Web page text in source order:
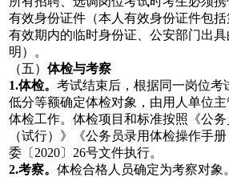
有效身份证件（本人有效身份证件包括
有效期内的临时身份证、公安部门出
明）。
（五） 体检与考察
1.体检。 考试结束后，根据同一岗位考
低分等额确定体检对象，由用人单位
体检工作。体检项目和标准按照《公
（试行）》《公务员录用体检操作手
委〔2020〕26号文件执行。
2.考察。 体检合格人员确定为考察对象